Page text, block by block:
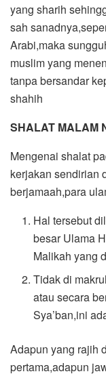
yang sharih
sah
Arabi,maka
muslim yang
tanpa bersandar
shahih
SHALAT MALAM
Mengenai shalat
kerjakan sendirian
berjamaah,para
Hal tersebut
besar Ulama
Malikah yang
Tidak di
atau secara
Sya’ban,ini
Adapun yang rajih
pertama,adapun